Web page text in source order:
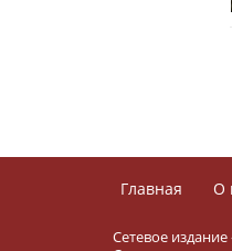
Главная О
Сетевое